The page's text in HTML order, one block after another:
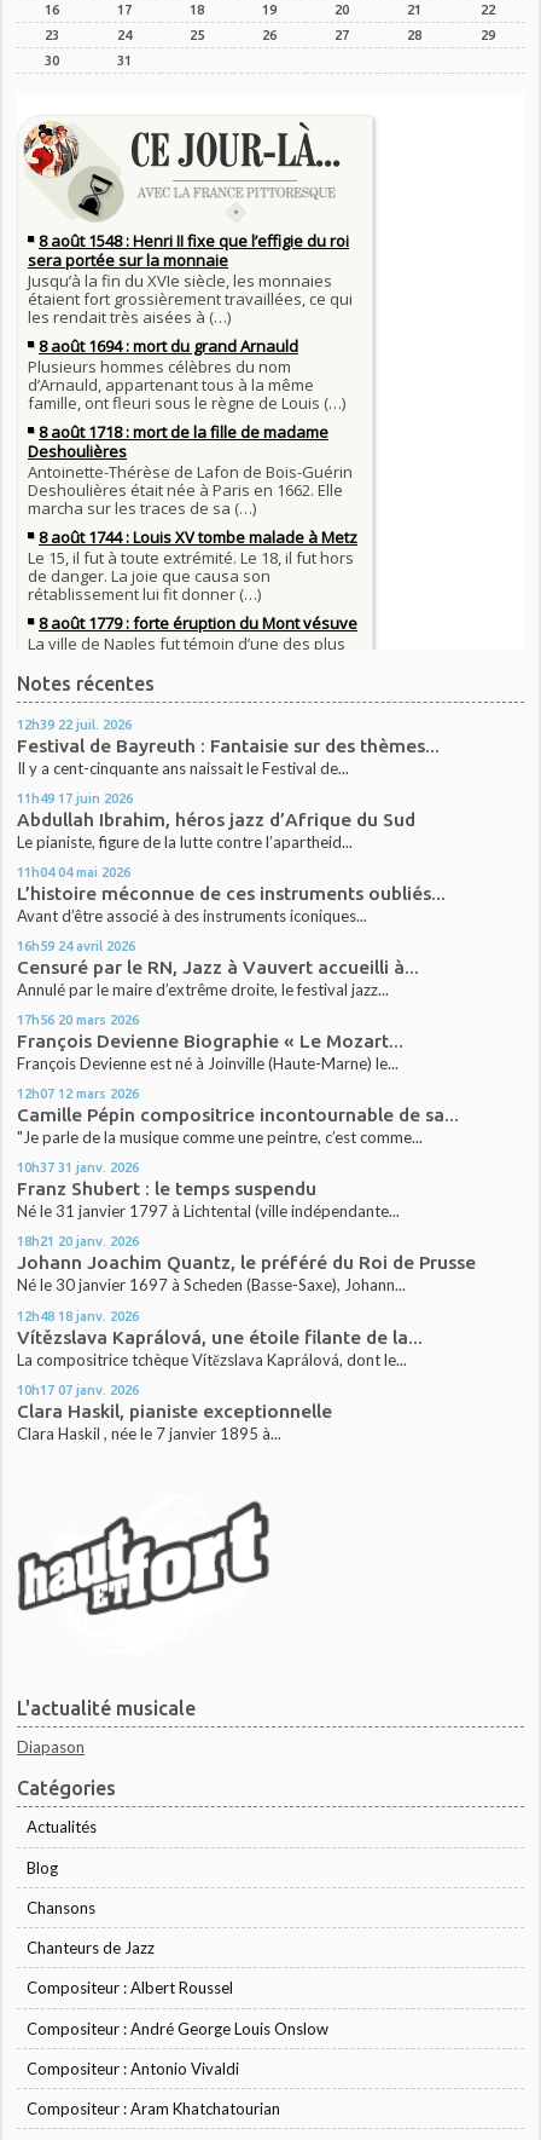
16
17 18 19 20 21
22
23
24 25 26 27 28
29
30
31
Notes récentes
12h39 22 juil. 2026
Festival de Bayreuth : Fantaisie sur des thèmes...
Il y a cent-cinquante ans naissait le Festival de...
11h49 17 juin 2026
Abdullah Ibrahim, héros jazz d’Afrique du Sud
Le pianiste, figure de la lutte contre l’apartheid...
11h04 04 mai 2026
L’histoire méconnue de ces instruments oubliés...
Avant d’être associé à des instruments iconiques...
16h59 24 avril 2026
Censuré par le RN, Jazz à Vauvert accueilli à...
Annulé par le maire d’extrême droite, le festival jazz...
17h56 20 mars 2026
François Devienne Biographie « Le Mozart...
François Devienne est né à Joinville (Haute-Marne) le...
12h07 12 mars 2026
Camille Pépin compositrice incontournable de sa...
"Je parle de la musique comme une peintre, c’est comme...
10h37 31 janv. 2026
Franz Shubert : le temps suspendu
Né le 31 janvier 1797 à Lichtental (ville indépendante...
18h21 20 janv. 2026
Johann Joachim Quantz, le préféré du Roi de Prusse
Né le 30 janvier 1697 à Scheden (Basse-Saxe), Johann...
12h48 18 janv. 2026
Vítězslava Kaprálová, une étoile filante de la...
La compositrice tchèque Vítězslava Kaprálová, dont le...
10h17 07 janv. 2026
Clara Haskil, pianiste exceptionnelle
Clara Haskil , née le 7 janvier 1895 à...
L'actualité musicale
Diapason
Catégories
Actualités
Blog
Chansons
Chanteurs de Jazz
Compositeur : Albert Roussel
Compositeur : André George Louis Onslow
Compositeur : Antonio Vivaldi
Compositeur : Aram Khatchatourian